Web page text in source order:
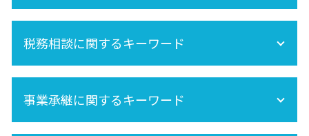
相続税 不動産
遺産相続 所得税
死亡保険金 相続税
小規模宅地の特例
相続税申告 必要書類
相続税 計算
相続税 土地
生前贈与 非課税
相続放棄
相続税 税務調査 いくら 以上
相続税 税務調査 どこまで調べる
相続税 税務調査 時期
法人 税務調査
税務相談に関するキーワード
事業承継に関するキーワード